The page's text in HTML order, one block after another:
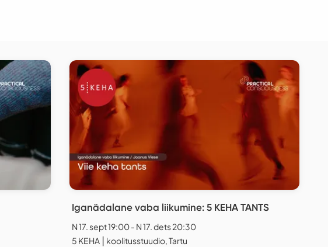
Iganädalane vaba liikumine: 5 KEHA TANTS
N 17. sept 19:00 - N 17. dets 20:30
5 KEHA ⎮ koolitusstuudio, Tartu